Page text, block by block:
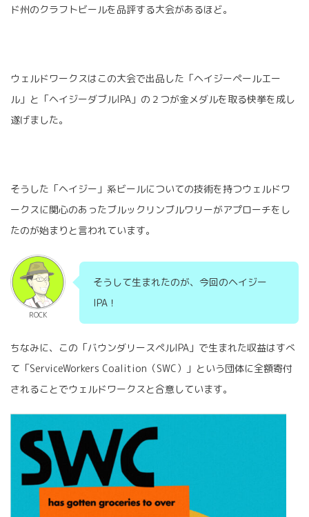
ド州のクラフトビールを品評する大会があるほど。
ウェルドワークスはこの大会で出品した「ヘイジーペールエー
ル」と「ヘイジーダブルIPA」の２つが金メダルを取る快挙を成し
遂げました。
そうした「ヘイジー」系ビールについての技術を持つウェルドワ
ークスに関心のあったブルックリンブルワリーがアプローチをし
たのが始まりと言われています。
ROCK
そうして生まれたのが、今回のヘイジー
IPA！
ちなみに、この「バウンダリースペルIPA」で生まれた収益はすべ
て「ServiceWorkers Coalition（SWC）」という団体に全額寄付
されることでウェルドワークスと合意しています。